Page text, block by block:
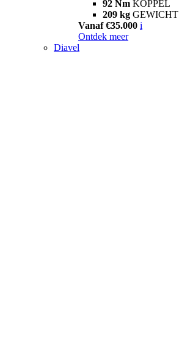
92 Nm KOPPEL
209 kg GEWICHT
Vanaf €35.000 i
Ontdek meer
Diavel